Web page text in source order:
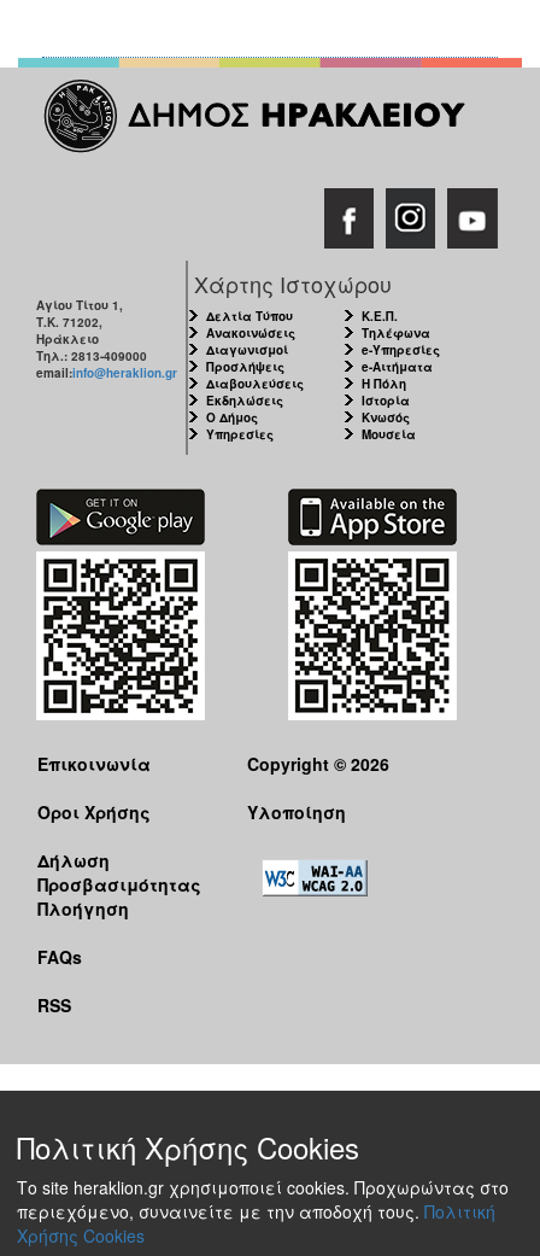
Αγίου Τίτου 1,
Τ.Κ. 71202,
Ηράκλειο
Τηλ.: 2813-409000
email:info@heraklion.gr
Χάρτης Ιστοχώρου
Δελτία Τύπου
Ανακοινώσεις
Διαγωνισμοί
Προσλήψεις
Διαβουλεύσεις
Εκδηλώσεις
Ο Δήμος
Υπηρεσίες
Κ.Ε.Π.
Τηλέφωνα
e-Υπηρεσίες
e-Αιτήματα
Η Πόλη
Ιστορία
Κνωσός
Μουσεία
Επικοινωνία
Όροι Χρήσης
Δήλωση
Προσβασιμότητας
Πλοήγηση
FAQs
RSS
Copyright © 2026
Υλοποίηση
Πολιτική Χρήσης Cookies
Το site heraklion.gr χρησιμοποιεί cookies. Προχωρώντας στο
περιεχόμενο, συναινείτε με την αποδοχή τους. Πολιτική
Χρήσης Cookies